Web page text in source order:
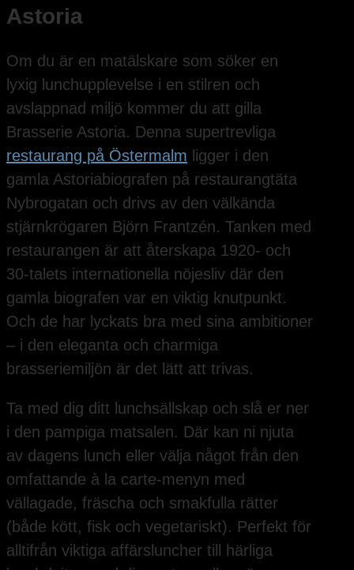
Astoria
Om du är en matälskare som söker en
lyxig lunchupplevelse i en stilren och
avslappnad miljö kommer du att gilla
Brasserie Astoria. Denna supertrevliga
restaurang på Östermalm ligger i den
gamla Astoriabiografen på restaurangtäta
Nybrogatan och drivs av den välkända
stjärnkrögaren Björn Frantzén. Tanken med
restaurangen är att återskapa 1920- och
30-talets internationella nöjesliv där den
gamla biografen var en viktig knutpunkt.
Och de har lyckats bra med sina ambitioner
– i den eleganta och charmiga
brasseriemiljön är det lätt att trivas.
Ta med dig ditt lunchsällskap och slå er ner
i den pampiga matsalen. Där kan ni njuta
av dagens lunch eller välja något från den
omfattande à la carte-menyn med
vällagade, fräscha och smakfulla rätter
(både kött, fisk och vegetariskt). Perfekt för
alltifrån viktiga affärsluncher till härliga